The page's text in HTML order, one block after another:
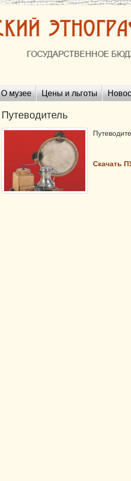
О музее Цены и льготы
Путеводитель
Скачать